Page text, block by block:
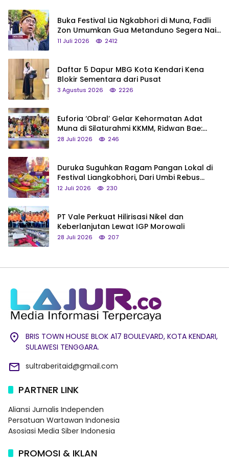
Buka Festival Lia Ngkabhori di Muna, Fadli
Zon Umumkan Gua Metanduno Segera Naik
Status Jadi Cagar Budaya Nasional
11 Juli 2026 2412
Daftar 5 Dapur MBG Kota Kendari Kena
Blokir Sementara dari Pusat
3 Agustus 2026 2226
Euforia ‘Obral’ Gelar Kehormatan Adat
Muna di Silaturahmi KKMM, Ridwan Bae:
Saya Bukan Tipe Begitu, Belum Pantas!
28 Juli 2026 246
Duruka Suguhkan Ragam Pangan Lokal di
Festival Liangkobhori, Dari Umbi Rebus
hingga Tumpeng Beras Muna
12 Juli 2026 230
PT Vale Perkuat Hilirisasi Nikel dan
Keberlanjutan Lewat IGP Morowali
28 Juli 2026 207
BRIS TOWN HOUSE BLOK A17 BOULEVARD, KOTA KENDARI,
SULAWESI TENGGARA.
sultraberitaid@gmail.com
PARTNER LINK
Aliansi Jurnalis Independen
Persatuan Wartawan Indonesia
Asosiasi Media Siber Indonesia
PROMOSI & IKLAN